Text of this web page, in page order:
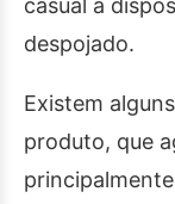
casual à
despojado.
Existem
produto, que